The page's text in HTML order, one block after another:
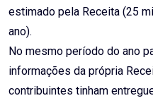
estimado pela Receita (25
ano).
No mesmo período do ano
informações da própria
contribuintes tinham